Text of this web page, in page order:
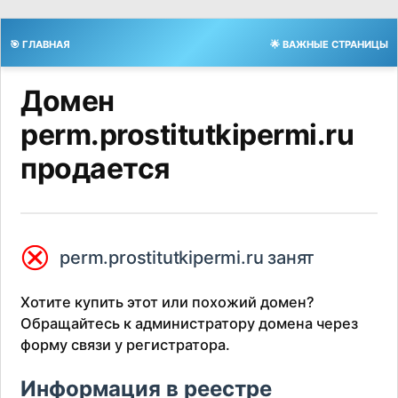
🎯 ГЛАВНАЯ 🌟 ВАЖНЫЕ СТРАНИЦЫ
Домен
perm.prostitutkipermi.ru
продается
⮿ perm.prostitutkipermi.ru занят
Хотите купить этот или похожий домен?
Обращайтесь к администратору домена через
форму связи у регистратора.
Информация в реестре